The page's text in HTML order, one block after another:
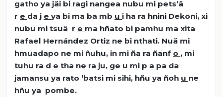
gatho ya jäi bi ragi nangea nubu mi pets’ä
r e da j e ya bi ma ba mb u i ha ra hnini Dekoni, xi
nubu mi tsuä r e ma hñato bi pamhu ma xita
Rafael Hernández Ortiz ne bi nthati. Nuä mi
hmuadapo ne mi ñuhu, in mi ña ra ñanf o , mi
tuhu ra d e tha ne ra ju, ge u mi p a pa da
jamansu ya rato ‘batsi mi sihi, hñu ya ñoh u ne
hñu ya pombe.